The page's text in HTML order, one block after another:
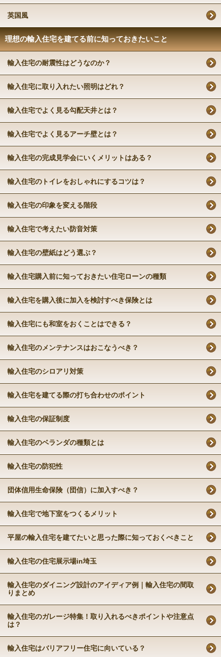
英国風
理想の輸入住宅を建てる前に知っておきたいこと
輸入住宅の耐震性はどうなのか？
輸入住宅に取り入れたい照明はどれ？
輸入住宅でよく見る勾配天井とは？
輸入住宅でよく見るアーチ壁とは？
輸入住宅の完成見学会にいくメリットはある？
輸入住宅のトイレをおしゃれにするコツは？
輸入住宅の印象を変える階段
輸入住宅で考えたい防音対策
輸入住宅の壁紙はどう選ぶ？
輸入住宅購入前に知っておきたい住宅ローンの種類
輸入住宅を購入後に加入を検討すべき保険とは
輸入住宅にも和室をおくことはできる？
輸入住宅のメンテナンスはおこなうべき？
輸入住宅のシロアリ対策
輸入住宅を建てる際の打ち合わせのポイント
輸入住宅の保証制度
輸入住宅のベランダの種類とは
輸入住宅の防犯性
団体信用生命保険（団信）に加入すべき？
輸入住宅で地下室をつくるメリット
平屋の輸入住宅を建てたいと思った際に知っておくべきこと
輸入住宅の住宅展示場in埼玉
輸入住宅のダイニング設計のアイディア例｜輸入住宅の間取
りまとめ
輸入住宅のガレージ特集！取り入れるべきポイントや注意点
は？
輸入住宅はバリアフリー住宅に向いている？